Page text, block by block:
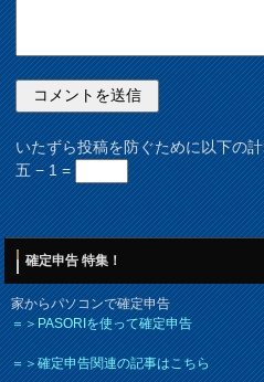
いたずら投稿を防ぐために以下の
五 − 1 =
確定申告 特集！
家からパソコンで確定申告
＝＞PASORIを使って確定申告
＝＞確定申告関連の記事はこちら